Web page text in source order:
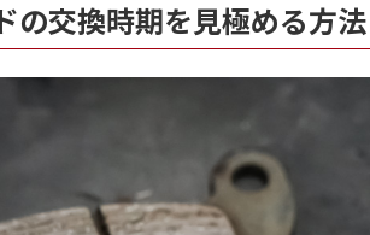
の交換時期を見極める方法